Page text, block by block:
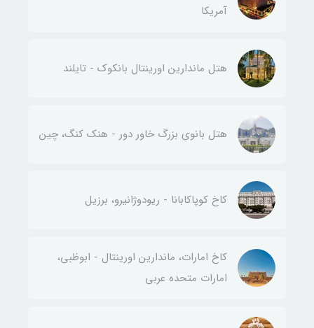
آمریکا
هتل ماندارین اورینتال بانکوک - تایلند
هتل بانوی بزرگ خاور دور - هنک کنگ، چین
کاخ کوپاکابانا - ریودوژانیرو، برزیل
کاخ امارات، ماندارین اورینتال - ابوظبی،
امارات متحده عربی